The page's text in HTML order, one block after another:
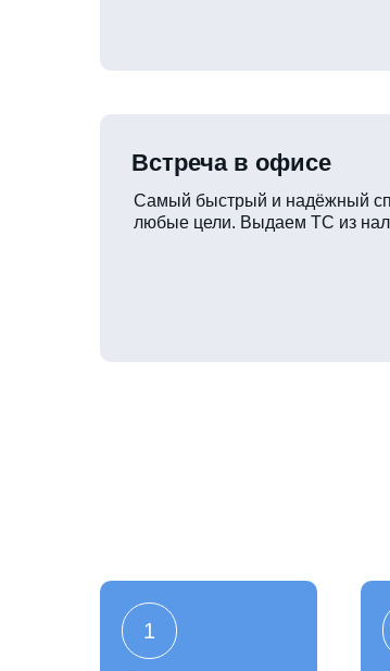
Самый быстрый и надёжный
любые цели. Выдаем ТС из
Встреча в офисе
1